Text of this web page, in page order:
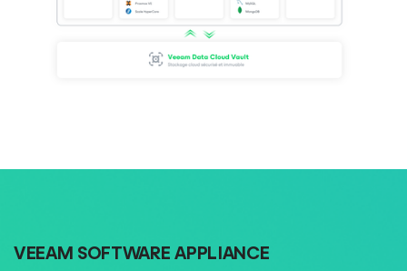
VEEAM SOFTWARE APPLIANCE